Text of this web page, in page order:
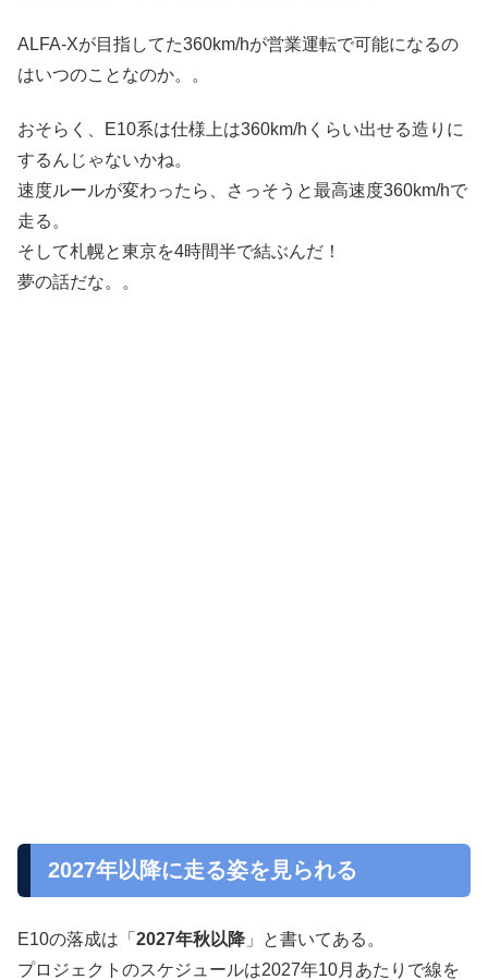
ALFA-Xが目指してた360km/hが営業運転で可能になるの
はいつのことなのか。。
おそらく、E10系は仕様上は360km/hくらい出せる造りに
するんじゃないかね。
速度ルールが変わったら、さっそうと最高速度360km/hで
走る。
そして札幌と東京を4時間半で結ぶんだ！
夢の話だな。。
2027年以降に走る姿を見られる
E10の落成は「 2027年秋以降 」と書いてある。
プロジェクトのスケジュールは2027年10月あたりで線を